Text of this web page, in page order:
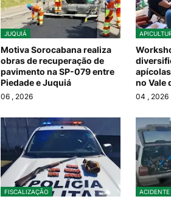
JUQUIÁ
Motiva Sorocabana realiza
obras de recuperação de
pavimento na SP-079 entre
Piedade e Juquiá
06 , 2026
no Vale
04 , 2026
FISCALIZAÇÃO ACIDENTE